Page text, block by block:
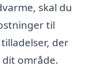
skal du
til
der
område.